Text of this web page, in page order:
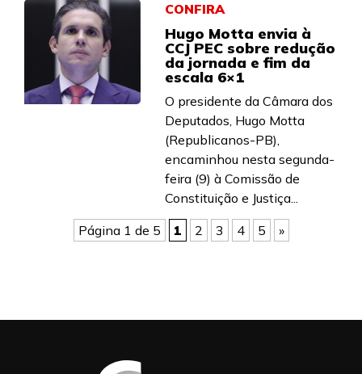
CONFIRA
Hugo Motta envia à
CCJ PEC sobre redução
da jornada e fim da
escala 6×1
O presidente da Câmara dos
Deputados, Hugo Motta
(Republicanos-PB),
encaminhou nesta segunda-
feira (9) à Comissão de
Constituição e Justiça...
Página 1 de 5
1 2 3 4 5 »